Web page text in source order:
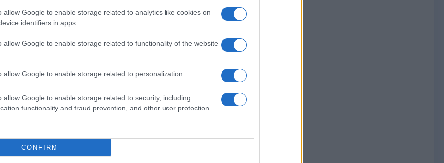
allow Google to enable storage related to analytics like cookies on
identifiers in apps.
allow Google to enable storage related to functionality of the website
allow Google to enable storage related to personalization.
allow Google to enable storage related to security, including
functionality and fraud prevention, and other user protection.
CONFIRM
inquietudini. Essere contento degli
che danno soddisfazione. Essere
gli altri. Essere contento di sé e
contento delle cose buone, dei
elogi dei sostenitori. Essere contento.
cose minime che fanno sorridere, del
contento è sperimentare che la
di una minaccia oscura che
Essere contento è sentirsi smarriti di